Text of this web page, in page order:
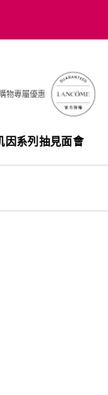
物專屬優惠
因系列抽見面會​